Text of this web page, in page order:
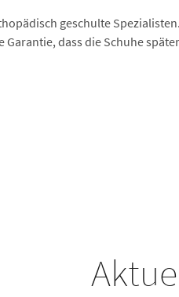
geschulte
dass die Schuhe